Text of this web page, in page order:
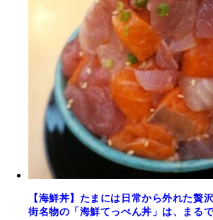
【海鮮丼】たまには日常から外れた贅
街名物の「海鮮てっぺん丼」は、まる